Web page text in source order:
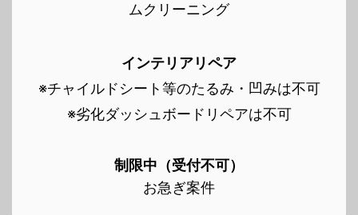
ムクリーニング
インテリアリペア
※チャイルドシート等のたるみ・凹みは不可
※劣化ダッシュボードリペアは不可
制限中（受付不可）
お急ぎ案件